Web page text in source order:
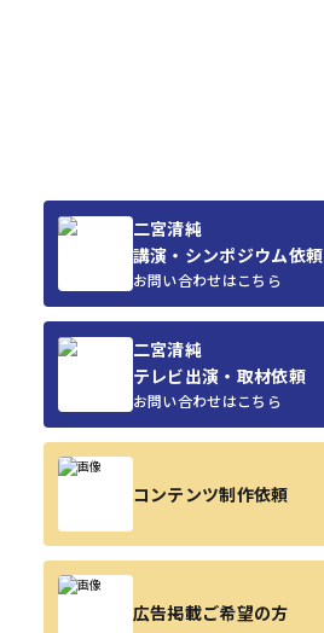
二宮清純
講演・シンポジウム依頼
お問い合わせはこちら
二宮清純
テレビ出演・取材依頼
お問い合わせはこちら
コンテンツ制作依頼
広告掲載ご希望の方